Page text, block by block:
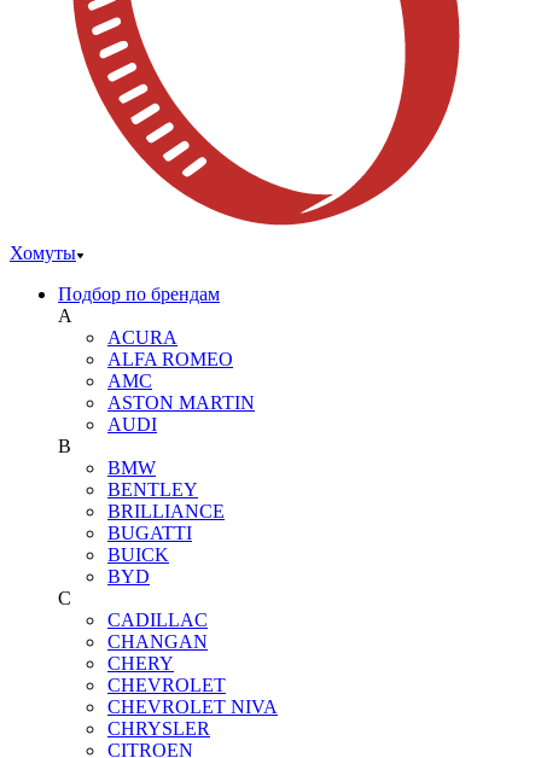
Хомуты
Подбор по брендам
A
ACURA
ALFA ROMEO
AMC
ASTON MARTIN
AUDI
B
BMW
BENTLEY
BRILLIANCE
BUGATTI
BUICK
BYD
C
CADILLAC
CHANGAN
CHERY
CHEVROLET
CHEVROLET NIVA
CHRYSLER
CITROEN